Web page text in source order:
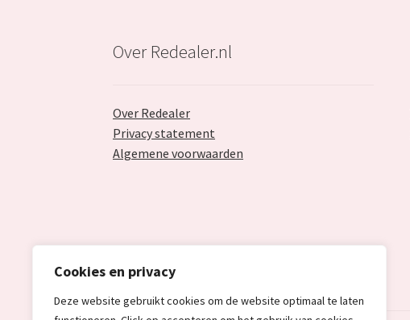
Cookies en privacy
Deze website gebruikt cookies om de website optimaal te laten
Over Redealer.nl
Over Redealer
Privacy statement
Algemene voorwaarden